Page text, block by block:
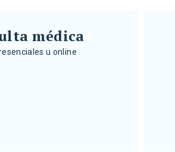
médica
u online